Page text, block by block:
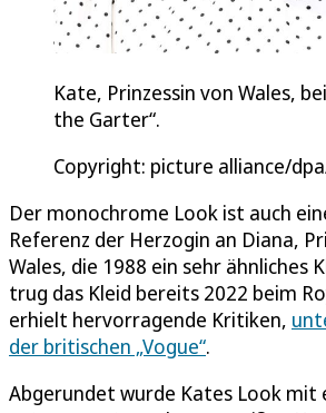
Kate, Prinzessin von Wales,
the Garter“.
Copyright: picture alliance/
Der monochrome Look ist auch
Referenz der Herzogin an Diana,
Wales, die 1988 ein sehr ähnliches
trug das Kleid bereits 2022 beim
erhielt hervorragende Kritiken,
der britischen „Vogue“.
Abgerundet wurde Kates Look mit